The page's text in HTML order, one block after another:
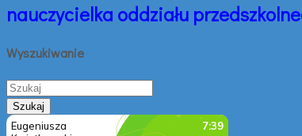
nauczycielka oddziału
Wyszukiwanie